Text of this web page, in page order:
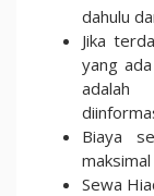
dahulu
Jika
yang
Biaya
Sewa